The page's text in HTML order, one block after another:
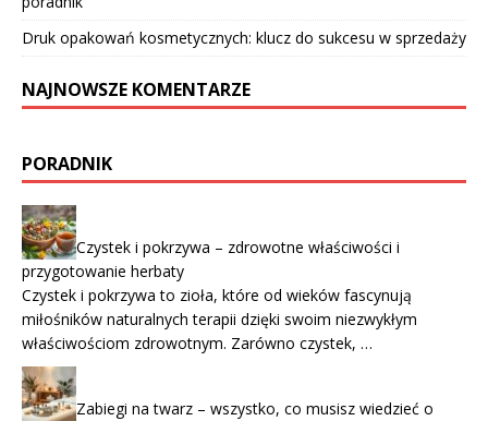
Druk opakowań kosmetycznych: klucz do sukcesu w sprzedaży
NAJNOWSZE KOMENTARZE
PORADNIK
Czystek i pokrzywa – zdrowotne właściwości i
przygotowanie herbaty
Czystek i pokrzywa to zioła, które od wieków fascynują
miłośników naturalnych terapii dzięki swoim niezwykłym
właściwościom zdrowotnym. Zarówno czystek, …
Zabiegi na twarz – wszystko, co musisz wiedzieć o